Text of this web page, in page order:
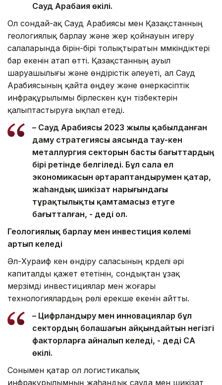
Сауд Арабаия өкілі.
Ол сондай-ақ Сауд Арабиясы мен Қазақстанның
геологиялық барлау және жер қойнауын игеру
салаларында бірін-бірі толықтыратын мүмкіндіктері
бар екенін атап өтті. Қазақстанның ауыл
шаруашылығы және өндірістік әлеуеті, ал Сауд
Арабиясының қайта өңдеу және өнеркәсіптік
инфрақұрылымы бірлескен құн тізбектерін
қалыптастыруға ықпал етеді.
– Сауд Арабиясы 2023 жылы қабылданған
даму стратегиясы аясында тау-кен
металлургия секторын басты бағыттардың
бірі ретінде белгіледі. Бұл сала ел
экономикасын әртараптандырумен қатар,
жаһандық шикізат нарығындағы
тұрақтылықты қамтамасыз етуге
бағытталған, - деді ол.
Геологиялық барлау мен инвестиция көлемі
артып келеді
Әл-Хураиф кен өндіру саласының күрделі әрі
капиталды қажет ететінін, сондықтан ұзақ
мерзімді инвестициялар мен жоғары
технологиялардың рөлі ерекше екенін айтты.
– Цифрландыру мен инновациялар бұл
сектордың болашағын айқындайтын негізгі
факторларға айналып келеді, - деді СА
өкілі.
Сонымен қатар ол логистикалық
инфрақұрылымның жаһандық сауда мен шикізат